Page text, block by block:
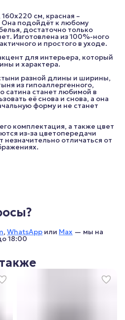
см, красная –
Она подойдёт к любому
достаточно только
Изготовлена из 100%-ного
и простого в уходе.
для интерьера, который
и характера.
разной длины и ширины,
из гипоаллергенного,
сатина станет любимой в
её снова и снова, а она
форму и не станет
комплектация, а также цвет
из-за цветопередачи
незначительно отличаться от
, WhatsApp или Max — мы на
18:00